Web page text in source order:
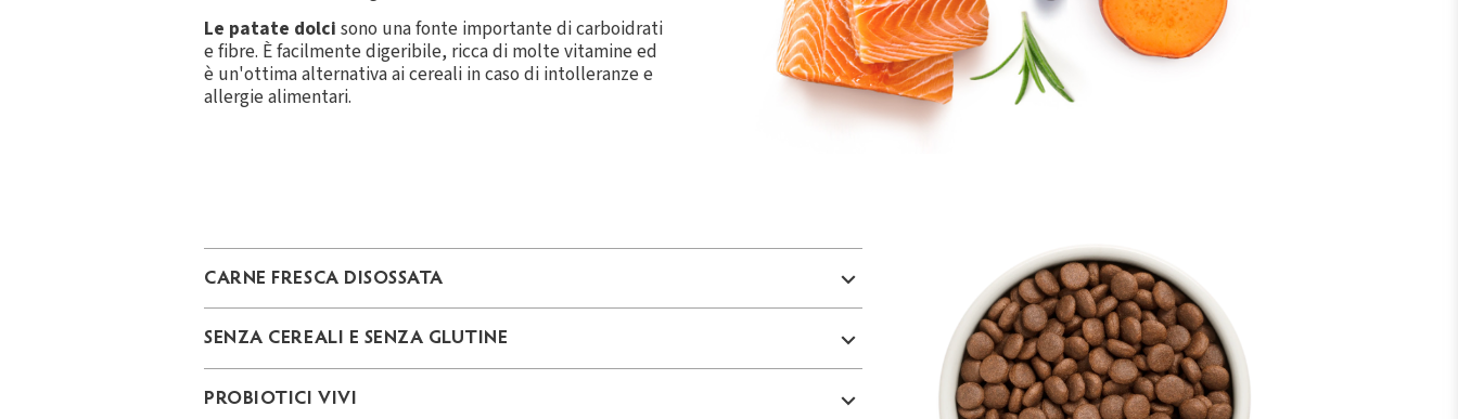
Le patate dolci sono una fonte importante di carboidrati
e fibre. È facilmente digeribile, ricca di molte vitamine ed
è un'ottima alternativa ai cereali in caso di intolleranze e
allergie alimentari.
CARNE FRESCA DISOSSATA
SENZA CEREALI E SENZA GLUTINE
PROBIOTICI VIVI